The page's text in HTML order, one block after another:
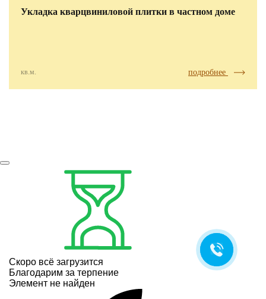
Укладка кварцвиниловой плитки в частном доме
кв.м. подробнее
Скоро всё загрузится
Благодарим за терпение
Элемент не найден